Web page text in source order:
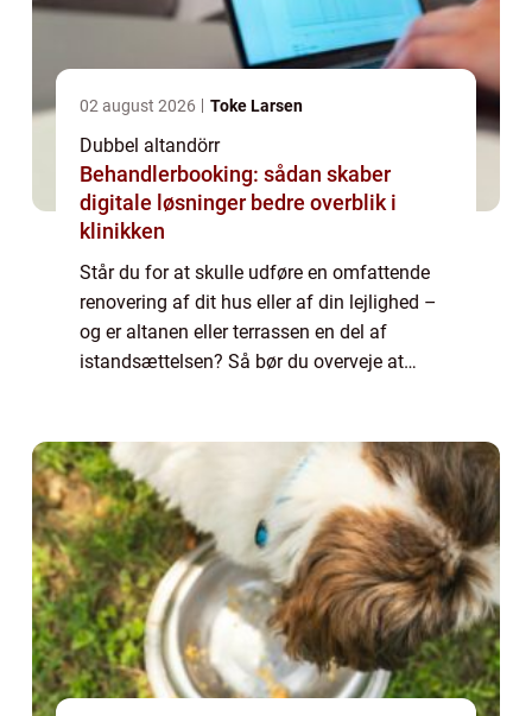
02 august 2026 Toke Larsen
Dubbel altandörr
Behandlerbooking: sådan skaber
digitale løsninger bedre overblik i
klinikken
Står du for at skulle udføre en omfattende
renovering af dit hus eller af din lejlighed –
og er altanen eller terrassen en del af
istandsættelsen? Så bør du overveje at